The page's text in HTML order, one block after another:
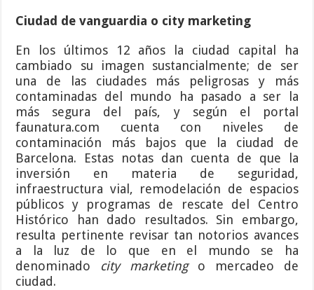
Ciudad de vanguardia o city marketing
En los últimos 12 años la ciudad capital ha
cambiado su imagen sustancialmente; de ser
una de las ciudades más peligrosas y más
contaminadas del mundo ha pasado a ser la
más segura del país, y según el portal
faunatura.com cuenta con niveles de
contaminación más bajos que la ciudad de
Barcelona. Estas notas dan cuenta de que la
inversión en materia de seguridad,
infraestructura vial, remodelación de espacios
públicos y programas de rescate del Centro
Histórico han dado resultados. Sin embargo,
resulta pertinente revisar tan notorios avances
a la luz de lo que en el mundo se ha
denominado city marketingo mercadeo de
ciudad.